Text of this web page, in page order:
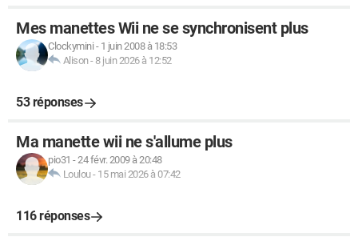
Mes manettes Wii ne se synchronisent plus
Clockymini - 1 juin 2008 à 18:53
Alison- 8 juin 2026 à 12:52
53 réponses
Ma manette wii ne s'allume plus
pio31 -24 févr. 2009 à 20:48
Loulou- 15 mai 2026 à 07:42
116 réponses